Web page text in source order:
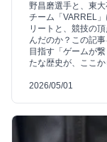
野昌磨選手と、東
チーム「VARREL
リートと、競技の
んだのか？この記
目指す「ゲームが
たな歴史が、ここか
2026/05/01